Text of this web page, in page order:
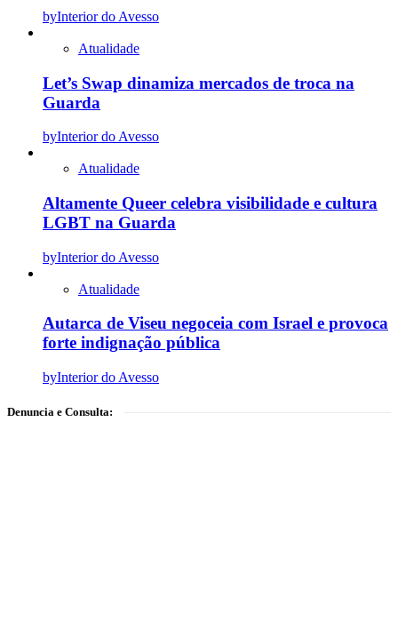
byInterior do Avesso
Atualidade
Let’s Swap dinamiza mercados de troca na
Guarda
byInterior do Avesso
Atualidade
Altamente Queer celebra visibilidade e cultura
LGBT na Guarda
byInterior do Avesso
Atualidade
Autarca de Viseu negoceia com Israel e provoca
forte indignação pública
byInterior do Avesso
Denuncia e Consulta: